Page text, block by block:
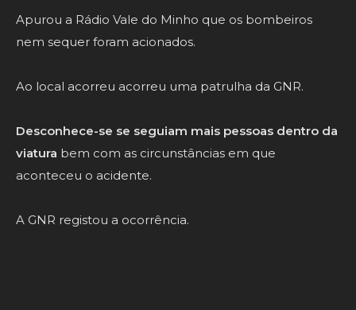
Apurou a Rádio Vale do Minho que os bombeiros
nem sequer foram acionados.
Ao local acorreu acorreu uma patrulha da GNR.
Desconhece-se se seguiam mais pessoas dentro da
viatura bem com as circunstâncias em que
aconteceu o acidente.
A GNR registou a ocorrência.